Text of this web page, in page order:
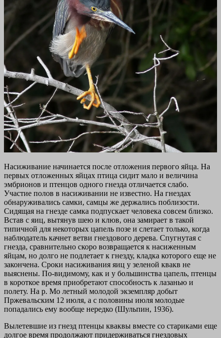
Насиживание начинается после отложения первого яйца. На
первых отложенных яйцах птица сидит мало и величина
эмбрионов и птенцов одного гнезда отличается слабо.
Участие полов в насиживании не известно. На гнездах
обнаруживались самки, самцы же держались поблизости.
Сидящая на гнезде самка подпускает человека совсем близко.
Встав с яиц, вытянув шею и клюв, она замирает в такой
типичной для некоторых цапель позе и слетает только, когда
наблюдатель качнет ветви гнездового дерева. Спугнутая с
гнезда, сравнительно скоро возвращается к насиженным
яйцам, но долго не подлетает к гнезду, кладка которого еще не
закончена. Сроки насиживания яиц у зеленой квакв не
выяснены. По-видимому, как и у большинства цапель, птенцы
в короткое время приобретают способность к лазанью и
полету. На р. Мо летный молодой экземпляр добыт
Пржевальским 12 июля, а с половины июля молодые
попадались ему вообще нередко (Шульпин, 1936).
Вылетевшие из гнезд птенцы кваквы вместе со стариками еще
долгое время продолжают придерживаться гнездовых